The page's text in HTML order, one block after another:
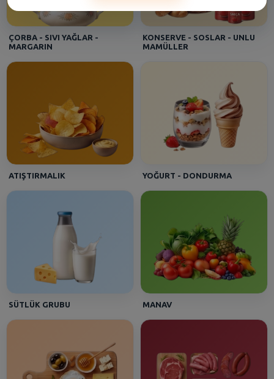
BARAN - [Beşyüzevler 2]
Sütaş Süt % 3.5 Yağlı Uht 1/1
Asena - [HALKALI DUMANKAYA MIKS]
Efe - [Kartal Gümüşpınar]
İçim Süt Tam Yağlı Uht 1 lt
ÇORBA - SIVI YAĞLAR -
MARGARIN
KONSERVE - SOSLAR - UNLU
MAMÜLLER
ATIŞTIRMALIK YOĞURT - DONDURMA
SÜTLÜK GRUBU MANAV